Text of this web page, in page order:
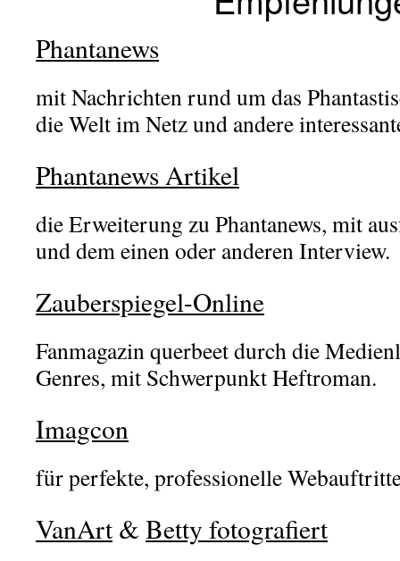
Phantanews
mit Nachrichten rund um das
die Welt im Netz und andere
Phantanews Artikel
die Erweiterung zu Phantanews, mit
und dem einen oder anderen Interview.
Zauberspiegel-Online
Fanmagazin querbeet durch die
Genres, mit Schwerpunkt Heftroman.
Imagcon
für perfekte, professionelle
VanArt & Betty fotografiert